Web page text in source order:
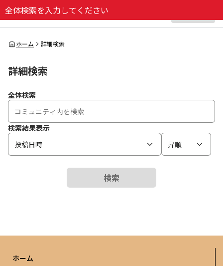
全体検索を入力してください
全体検索
ホーム 詳細検索
詳細検索
全体検索
検索結果表示
投稿日時
昇順
検索
ホーム